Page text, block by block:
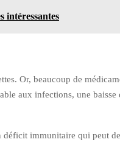
intéressantes
Or, beaucoup de
aux infections, une
déficit immunitaire qui peut